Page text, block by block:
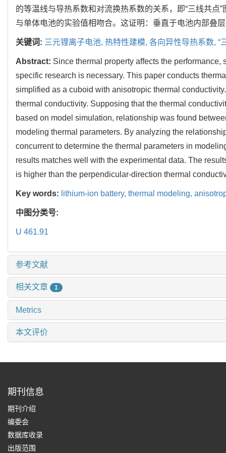
的等温线与导热系数和对流换热系数的关系，即“三线共点
与单体电池的实验值相吻合。这证明：垂直于电池内部叠
关键词: 三元锂离子电池, 热特性建模, 各向异性导热系数, “
Abstract: Since thermal property affects the
specific research is necessary. This paper conducts
simplified as a cuboid with anisotropic thermal
thermal conductivity. Supposing that the thermal
based on model simulation, relationship was found
modeling thermal parameters. By analyzing the
concurrent to determine the thermal parameters in
results matches well with the experimental data. The
is higher than the perpendicular-direction thermal
Key words: lithium-ion battery, thermal modeling,
中图分类号:
U 461.91
参考文献
相关文章 1
Metrics
本文评价
期刊信息
期刊介绍
编委会
数据库收录
出版范围